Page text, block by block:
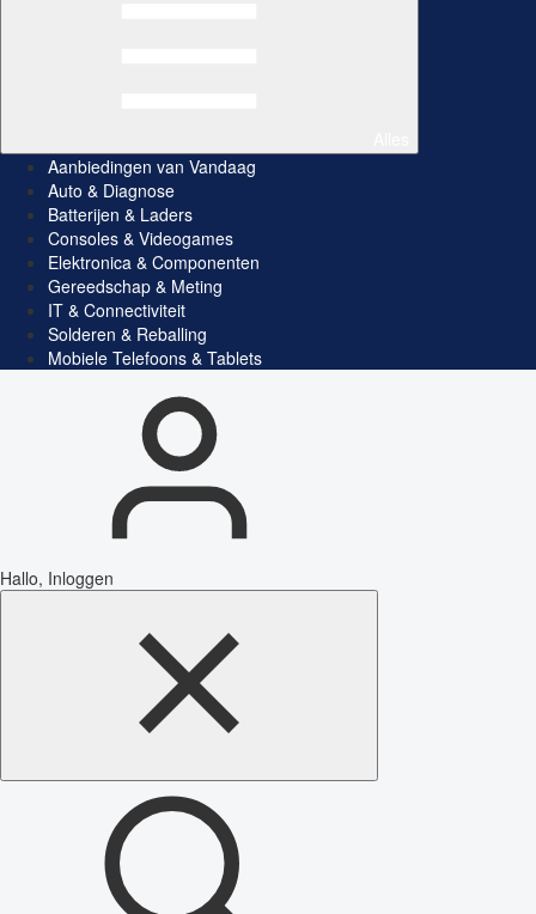
Aanbiedingen van Vandaag
Auto & Diagnose
Batterijen & Laders
Consoles & Videogames
Elektronica & Componenten
Gereedschap & Meting
IT & Connectiviteit
Solderen & Reballing
Mobiele Telefoons & Tablets
Hallo, Inloggen